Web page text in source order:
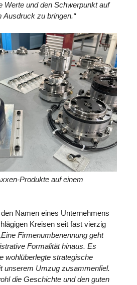
Werte und den Schwerpunkt auf
Ausdruck zu bringen.“
Produkte auf einem
Namen eines Unternehmens
Kreisen seit fast vierzig
Firmenumbenennung geht
Formalität hinaus. Es
wohlüberlegte strategische
unserem Umzug zusammenfiel.
die Geschichte und den guten